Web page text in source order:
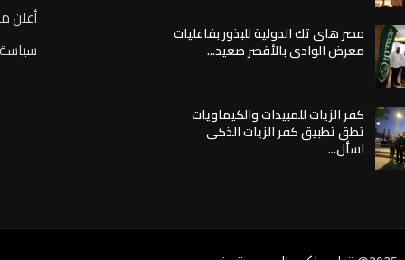
مصر هاى تك الدولية للبذور بفاعليات
معرض الوادى بالأقصر صعيد...
كفر الزيات للمبيدات والكيماويات
تطق تطبيق كفر الزيات الذكى
اسأل...
أعلن